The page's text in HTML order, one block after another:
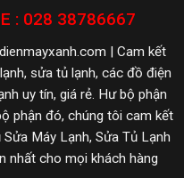
: 028 38786667
| Cam kết
sửa tủ lạnh, các đồ điện
uy tín, giá rẻ. Hư bộ phận
phận đó, chúng tôi cam kết
Sửa Máy Lạnh, Sửa Tủ Lạnh
nhất cho mọi khách hàng